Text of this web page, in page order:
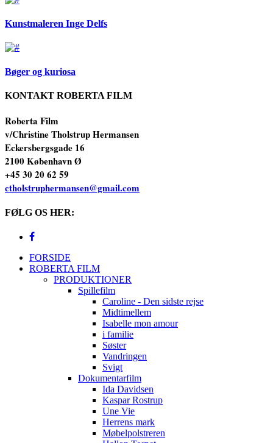
Kunstmaleren Inge Delfs
Bøger og kuriosa
KONTAKT ROBERTA FILM
Roberta Film
v/Christine TholstrupHermansen
Eckersbergsgade 16
2100 København Ø
+45 30 20 62 59
ctholstruphermansen@gmail.com
FØLG OS HER:
FORSIDE
ROBERTA FILM
PRODUKTIONER
Spillefilm
Caroline - Den sidste rejse
Midtimellem
Isabelle mon amour
i familie
Søster
Vandringen
Svigt
Dokumentarfilm
Ida Davidsen
Kaspar Rostrup
Une Vie
Herrens mark
Møbelpolstreren